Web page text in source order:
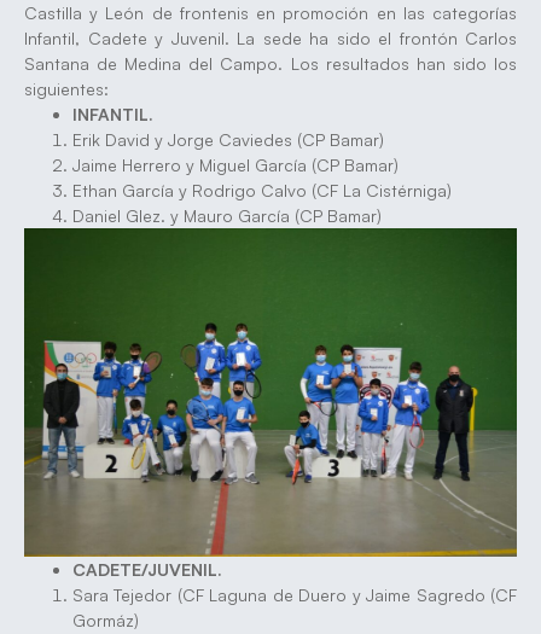
Castilla y León de frontenis en promoción en las categorías
Infantil, Cadete y Juvenil. La sede ha sido el frontón Carlos
Santana de Medina del Campo. Los resultados han sido los
siguientes:
INFANTIL.
Erik David y Jorge Caviedes (CP Bamar)
Jaime Herrero y Miguel García (CP Bamar)
Ethan García y Rodrigo Calvo (CF La Cistérniga)
Daniel Glez. y Mauro García (CP Bamar)
CADETE/JUVENIL.
Sara Tejedor (CF Laguna de Duero y Jaime Sagredo (CF
Gormáz)